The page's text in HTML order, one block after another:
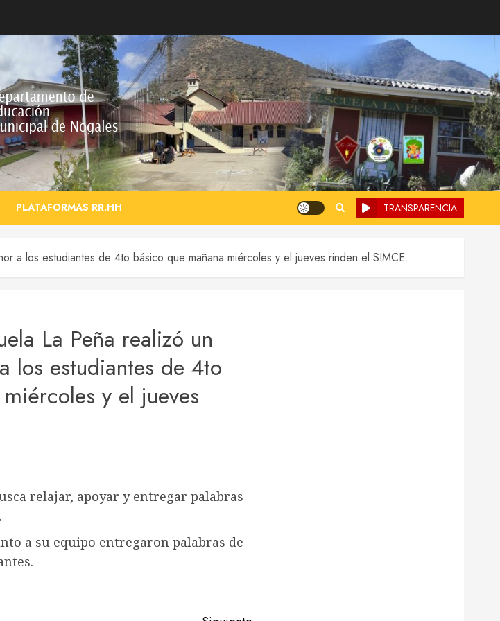
PLATAFORMAS RR.HH TRANSPARENCIA
a los estudiantes de 4to básico que mañana miércoles y el jueves rinden el SIMCE.
La Peña realizó un
los estudiantes de 4to
y el jueves
relajar, apoyar y entregar palabras
a su equipo entregaron palabras de